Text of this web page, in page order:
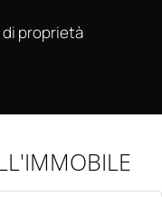
proprietà